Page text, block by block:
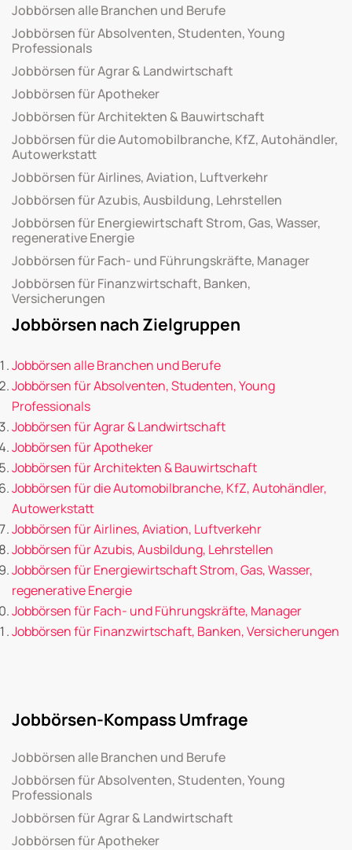
Jobbörsen alle Branchen und Berufe
Jobbörsen für Absolventen, Studenten, Young
Professionals
Jobbörsen für Agrar & Landwirtschaft
Jobbörsen für Apotheker
Jobbörsen für Architekten & Bauwirtschaft
Jobbörsen für die Automobilbranche, KfZ, Autohändler,
Autowerkstatt
Jobbörsen für Airlines, Aviation, Luftverkehr
Jobbörsen für Azubis, Ausbildung, Lehrstellen
Jobbörsen für Energiewirtschaft Strom, Gas, Wasser,
regenerative Energie
Jobbörsen für Fach- und Führungskräfte, Manager
Jobbörsen für Finanzwirtschaft, Banken,
Versicherungen
Jobbörsen nach Zielgruppen
Jobbörsen alle Branchen und Berufe
Jobbörsen für Absolventen, Studenten, Young
Professionals
Jobbörsen für Agrar & Landwirtschaft
Jobbörsen für Apotheker
Jobbörsen für Architekten & Bauwirtschaft
Jobbörsen für die Automobilbranche, KfZ, Autohändler,
Autowerkstatt
Jobbörsen für Airlines, Aviation, Luftverkehr
Jobbörsen für Azubis, Ausbildung, Lehrstellen
Jobbörsen für Energiewirtschaft Strom, Gas, Wasser,
regenerative Energie
Jobbörsen für Fach- und Führungskräfte, Manager
Jobbörsen für Finanzwirtschaft, Banken, Versicherungen
Jobbörsen-Kompass Umfrage
Jobbörsen alle Branchen und Berufe
Jobbörsen für Absolventen, Studenten, Young
Professionals
Jobbörsen für Agrar & Landwirtschaft
Jobbörsen für Apotheker